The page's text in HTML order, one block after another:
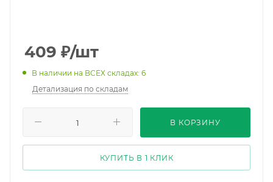
409 ₽/шт
В наличии на ВСЕХ складах: 6
Детализация по складам
В КОРЗИНУ
КУПИТЬ В 1 КЛИК